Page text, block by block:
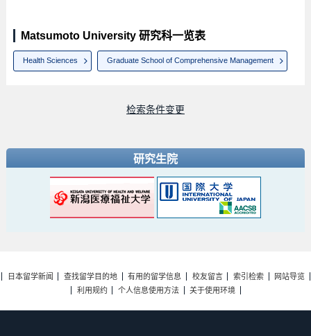
Matsumoto University 研究科一览表
Health Sciences Graduate School of Comprehensive Management
检索条件变更
研究生院
日本留学新闻 查找留学目的地 有用的留学信息 校友留言 索引检索
网站导览
利用规约
个人信息使用方法 关于使用环境